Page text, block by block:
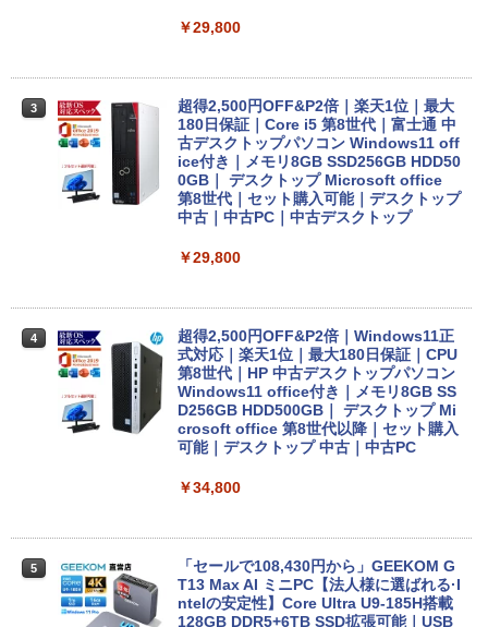
チ 2in1 ノートパソコン 500e chromebo
ok gen3 CPU intel celeron N4500 メモ
リ 4GB eMMC 32GB chrome OS LTE
対応 FWXGA タッチ ディスプレイ タッ
チペン 付属 レノボ タブレット 82JCS0B
W00 【メーカー認定整備済品】
ノートパソコンWindows11 Pro Office
付き Panasonic Let's note CF-SV9 第1
0世代Core i5 メモリ8GB/16GB 高速SSD
26GB/512GB 12.1インチFHD Wi-Fi Blu
etooth 送料無料 初期設定済み 保証付き
￥28,900
ルチタッチパネル IPS液晶フルHD ペン付
き 8世代Core i5-8250U NVMeSSD256G
B メモリ8GB Webカメラ内蔵 指紋認証
Type-C Thunderbolt3 キーボードバッ
￥29,800
3
超得2,500円OFF&P2倍｜楽天1位｜最大
180日保証｜Core i5 第8世代｜富士通 中
古デスクトップパソコン Windows11 off
ice付き｜メモリ8GB SSD256GB HDD50
0GB｜ デスクトップ Microsoft office
第8世代｜セット購入可能｜デスクトップ
中古｜中古PC｜中古デスクトップ
￥29,800
4
超得2,500円OFF&P2倍｜Windows11正
式対応｜楽天1位｜最大180日保証｜CPU
第8世代｜HP 中古デスクトップパソコン
Windows11 office付き｜メモリ8GB SS
D256GB HDD500GB｜ デスクトップ Mi
crosoft office 第8世代以降｜セット購入
可能｜デスクトップ 中古｜中古PC
￥34,800
5
「セールで108,430円から」GEEKOM G
T13 Max AI ミニPC【法人様に選ばれる·I
ntelの安定性】Core Ultra U9-185H搭載
128GB DDR5+6TB SSD拡張可能｜USB